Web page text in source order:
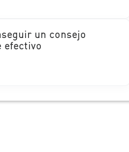
un consejo
efectivo